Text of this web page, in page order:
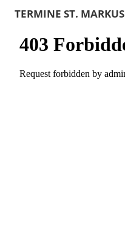
TERMINE ST. MARKUS